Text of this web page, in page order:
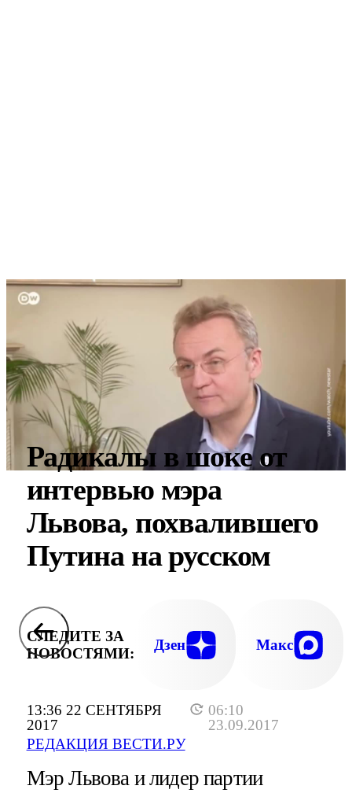
13:36 22 СЕНТЯБРЯ
2017
06:10
23.09.2017
РЕДАКЦИЯ ВЕСТИ.РУ
Радикалы в шоке от
интервью мэра
Львова, похвалившего
Путина на русском
СЛЕДИТЕ ЗА
НОВОСТЯМИ:
Дзен Макс
Мэр Львова и лидер партии